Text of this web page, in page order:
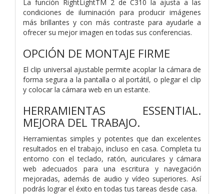
La función RightLightTM 2 de C310 la ajusta a las
condiciones de iluminación para producir imágenes
más brillantes y con más contraste para ayudarle a
ofrecer su mejor imagen en todas sus conferencias.
OPCIÓN DE MONTAJE FIRME
El clip universal ajustable permite acoplar la cámara de
forma segura a la pantalla o al portátil, o plegar el clip
y colocar la cámara web en un estante.
HERRAMIENTAS ESSENTIAL.
MEJORA DEL TRABAJO.
Herramientas simples y potentes que dan excelentes
resultados en el trabajo, incluso en casa. Completa tu
entorno con el teclado, ratón, auriculares y cámara
web adecuados para una escritura y navegación
mejoradas, además de audio y vídeo superiores. Así
podrás lograr el éxito en todas tus tareas desde casa.